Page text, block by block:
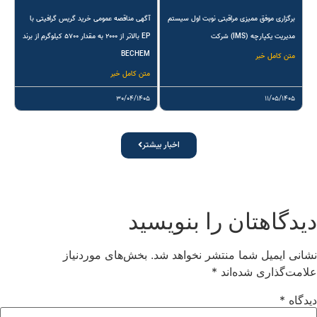
برگزاری موفق ممیزی مراقبتی نوبت اول سیستم
مدیریت یکپارچه (IMS) شرکت
متن کامل خبر
۱۱/۰۵/۱۴۰۵
آگهی مناقصه عمومی خرید گریس گرافیتی با
EP بالاتر از ۲۰۰۰ به مقدار ۵۷۰۰ کیلوگرم از برند
BECHEM
متن کامل خبر
۳۰/۰۴/۱۴۰۵
اخبار بیشتر
را بنویسید
ایمیل شما منتشر نخواهد شد. بخش‌های موردنیاز
شده‌اند*
*